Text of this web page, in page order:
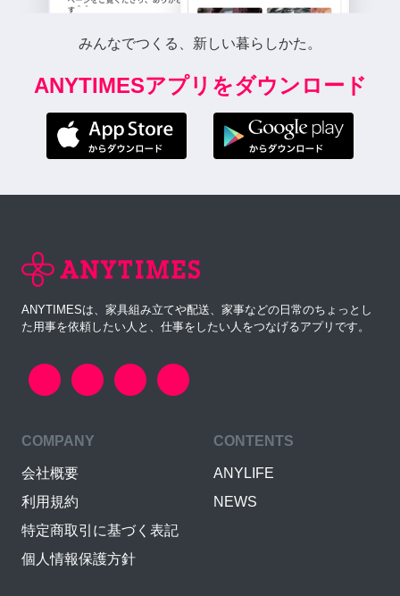
みんなでつくる、新しい暮らしかた。
ANYTIMESアプリをダウンロード
ANYTIMESは、家具組み立てや配送、家事などの日常のちょっとし
た用事を依頼したい人と、仕事をしたい人をつなげるアプリです。
COMPANY
会社概要
利用規約
特定商取引に基づく表記
個人情報保護方針
CONTENTS
ANYLIFE
NEWS